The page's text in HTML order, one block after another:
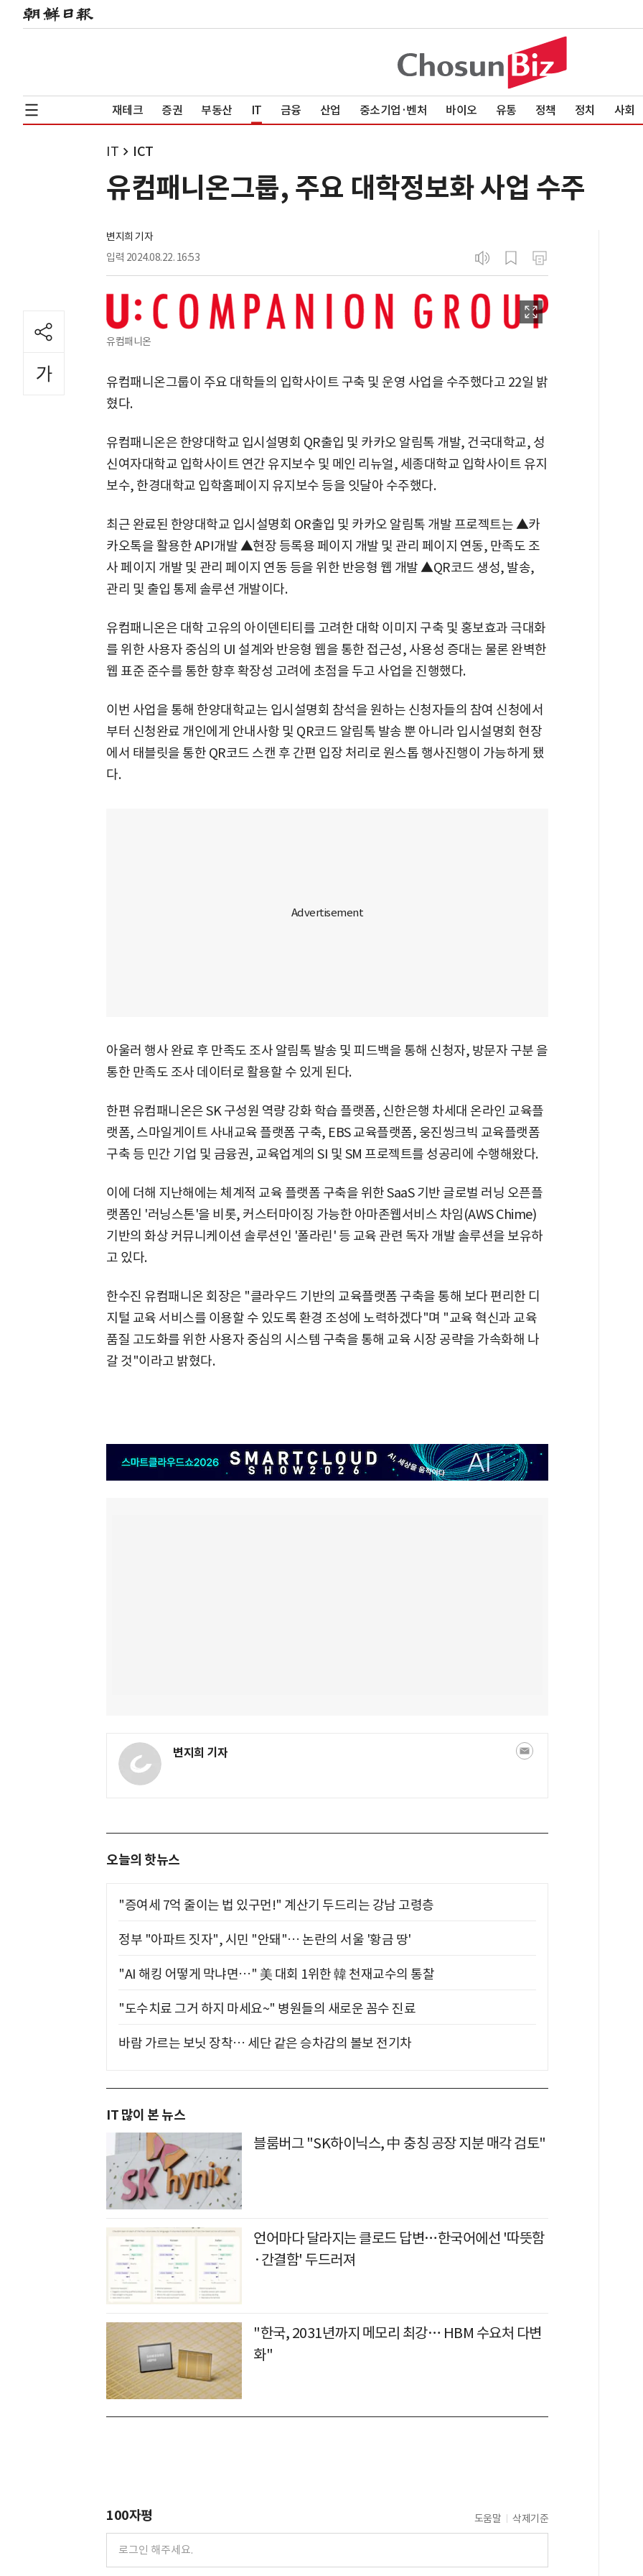
재테크 증권 부동산 IT 금융 산업 중소기업·벤처 바이오 유통 정책 정치 사회
IT ICT
유컴패니온그룹, 주요 대학정보화 사업 수주
변지희 기자
입력 2024.08.22. 16:53
유컴패니온
유컴패니온그룹이 주요 대학들의 입학사이트 구축 및 운영 사업을 수주했다고 22일 밝
혔다.
유컴패니온은 한양대학교 입시설명회 QR출입 및 카카오 알림톡 개발, 건국대학교, 성
신여자대학교 입학사이트 연간 유지보수 및 메인 리뉴얼, 세종대학교 입학사이트 유지
보수, 한경대학교 입학홈페이지 유지보수 등을 잇달아 수주했다.
최근 완료된 한양대학교 입시설명회 OR출입 및 카카오 알림톡 개발 프로젝트는 ▲카
카오톡을 활용한 API개발 ▲현장 등록용 페이지 개발 및 관리 페이지 연동, 만족도 조
사 페이지 개발 및 관리 페이지 연동 등을 위한 반응형 웹 개발 ▲QR코드 생성, 발송,
관리 및 출입 통제 솔루션 개발이다.
유컴패니온은 대학 고유의 아이덴티티를 고려한 대학 이미지 구축 및 홍보효과 극대화
를 위한 사용자 중심의 UI 설계와 반응형 웹을 통한 접근성, 사용성 증대는 물론 완벽한
웹 표준 준수를 통한 향후 확장성 고려에 초점을 두고 사업을 진행했다.
이번 사업을 통해 한양대학교는 입시설명회 참석을 원하는 신청자들의 참여 신청에서
부터 신청완료 개인에게 안내사항 및 QR코드 알림톡 발송 뿐 아니라 입시설명회 현장
에서 태블릿을 통한 QR코드 스캔 후 간편 입장 처리로 원스톱 행사진행이 가능하게 됐
다.
아울러 행사 완료 후 만족도 조사 알림톡 발송 및 피드백을 통해 신청자, 방문자 구분 을
통한 만족도 조사 데이터로 활용할 수 있게 된다.
한편 유컴패니온은 SK 구성원 역량 강화 학습 플랫폼, 신한은행 차세대 온라인 교육플
랫폼, 스마일게이트 사내교육 플랫폼 구축, EBS 교육플랫폼, 웅진씽크빅 교육플랫폼
구축 등 민간 기업 및 금융권, 교육업계의 SI 및 SM 프로젝트를 성공리에 수행해왔다.
이에 더해 지난해에는 체계적 교육 플랫폼 구축을 위한 SaaS 기반 글로벌 러닝 오픈플
랫폼인 '러닝스톤'을 비롯, 커스터마이징 가능한 아마존웹서비스 차임(AWS Chime)
기반의 화상 커뮤니케이션 솔루션인 '폴라린' 등 교육 관련 독자 개발 솔루션을 보유하
고 있다.
한수진 유컴패니온 회장은 "클라우드 기반의 교육플랫폼 구축을 통해 보다 편리한 디
지털 교육 서비스를 이용할 수 있도록 환경 조성에 노력하겠다"며 "교육 혁신과 교육
품질 고도화를 위한 사용자 중심의 시스템 구축을 통해 교육 시장 공략을 가속화해 나
갈 것"이라고 밝혔다.
변지희 기자
오늘의 핫뉴스
"증여세 7억 줄이는 법 있구먼!" 계산기 두드리는 강남 고령층
정부 "아파트 짓자", 시민 "안돼"… 논란의 서울 '황금 땅'
"AI 해킹 어떻게 막냐면…" 美 대회 1위한 韓 천재교수의 통찰
"도수치료 그거 하지 마세요~" 병원들의 새로운 꼼수 진료
바람 가르는 보닛 장착… 세단 같은 승차감의 볼보 전기차
IT 많이 본 뉴스
블룸버그 "SK하이닉스, 中 충칭 공장 지분 매각 검토"
언어마다 달라지는 클로드 답변…한국어에선 '따뜻함
·간결함' 두드러져
"한국, 2031년까지 메모리 최강… HBM 수요처 다변
화"
100자평 도움말 삭제기준